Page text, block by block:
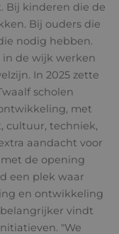
Bij kinderen die de
Bij ouders die
nodig hebben.
in de wijk werken
In 2025 zette
scholen
met
cultuur, techniek,
aandacht voor
de opening
een plek waar
en ontwikkeling
vindt
"We